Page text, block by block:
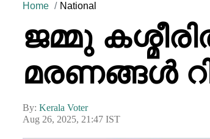
Home National
ജമ്മു
മരണങ്ങൾ
By: Kerala Voter
Aug 26, 2025, 21:47 IST